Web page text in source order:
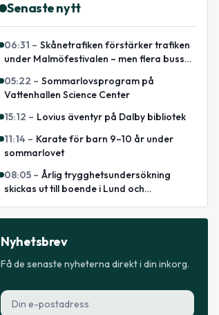
Senaste nytt
06:31 – Skånetrafiken förstärker trafiken
under Malmöfestivalen – men flera bussar
05:22 – Sommarlovsprogram på
Vattenhallen Science Center
15:12 – Lovius äventyr på Dalby bibliotek
11:14 – Karate för barn 9–10 år under
sommarlovet
08:05 – Årlig trygghetsundersökning
skickas ut till boende i Lund och
Nyhetsbrev
Få de senaste nyheterna direkt i din inkorg.